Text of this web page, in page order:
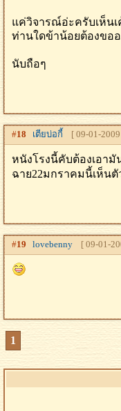
แค่วิจารณ์อ่ะครับเห็น
ท่านใดข้าน้อยต้องขอ
นับถือๆ
#18 เตียบ่อกี้ [ 09-01-
หนังโรงนี้คับต้องเอามั
ฉาย22มกราคมนี้เห็น
#19 lovebenny [ 09-01-
1